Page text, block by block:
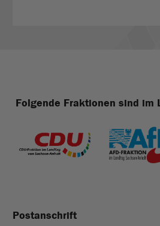
Folgende Fraktionen sind im
Postanschrift